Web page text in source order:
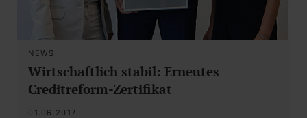
NEWS
Wirtschaftlich stabil: Erneutes
Creditreform-Zertifikat
01.06.2017